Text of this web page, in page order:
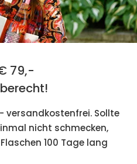
79,-
versandkostenfrei. Sollte
nicht schmecken,
100 Tage lang